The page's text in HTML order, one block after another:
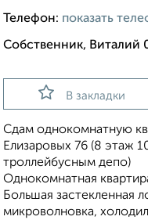
Телефон: показать
Собственник, Виталий
В закладки
Сдам однокомнатную
Елизаровых 76 (8 этаж
троллейбусным депо)
Однокомнатная
Большая застекленная
микроволновка,